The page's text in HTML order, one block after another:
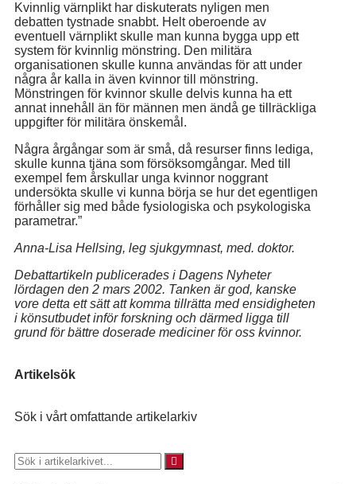
Kvinnlig värnplikt har diskuterats nyligen men
debatten tystnade snabbt. Helt oberoende av
eventuell värnplikt skulle man kunna bygga upp ett
system för kvinnlig mönstring. Den militära
organisationen skulle kunna användas för att under
några år kalla in även kvinnor till mönstring.
Mönstringen för kvinnor skulle delvis kunna ha ett
annat innehåll än för männen men ändå ge tillräckliga
uppgifter för militära önskemål.
Några årgångar som är små, då resurser finns lediga,
skulle kunna tjäna som försöksomgångar. Med till
exempel fem årskullar unga kvinnor noggrant
undersökta skulle vi kunna börja se hur det egentligen
förhåller sig med både fysiologiska och psykologiska
parametrar.”
Anna-Lisa Hellsing, leg sjukgymnast, med. doktor.
Debattartikeln publicerades i Dagens Nyheter
lördagen den 2 mars 2002. Tanken är god, kanske
vore detta ett sätt att komma tillrätta med ensidigheten
i könsutbudet inför forskning och därmed ligga till
grund för bättre doserade mediciner för oss kvinnor.
Artikelsök
Sök i vårt omfattande artikelarkiv